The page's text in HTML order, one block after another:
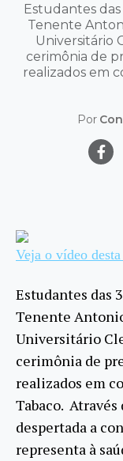
Estudantes das
Tenente
Universitário
cerimônia de
realizados em
Por
Veja o vídeo
Estudantes das
Tenente
Universitário
cerimônia de
realizados em
Tabaco.
despertada a
representa à